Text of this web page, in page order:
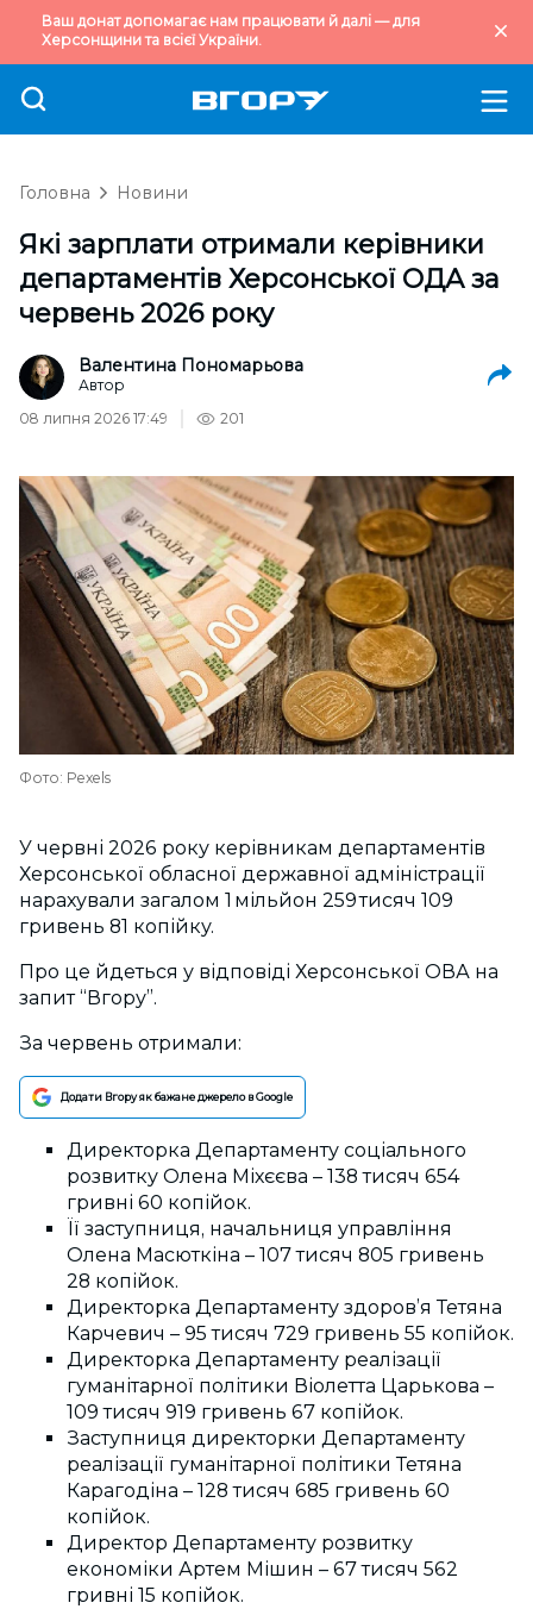
Ваш донат допомагає нам працювати й далі — для
Херсонщини та всієї України.
Головна Новини
Які зарплати отримали керівники
департаментів Херсонської ОДА за
червень 2026 року
Валентина Пономарьова
Автор
08 липня 2026 17:49
201
Фото: Pexels
У червні 2026 року керівникам департаментів
Херсонської обласної державної адміністрації
нарахували загалом 1 мільйон 259 тисяч 109
гривень 81 копійку.
Про це йдеться у відповіді Херсонської ОВА на
запит “Вгору”.
За червень отримали:
Додати Вгору як бажане джерело в Google
Директорка Департаменту соціального
розвитку Олена Міхєєва – 138 тисяч 654
гривні 60 копійок.
Її заступниця, начальниця управління
Олена Масюткіна – 107 тисяч 805 гривень
28 копійок.
Директорка Департаменту здоров’я Тетяна
Карчевич – 95 тисяч 729 гривень 55 копійок.
Директорка Департаменту реалізації
гуманітарної політики Віолетта Царькова –
109 тисяч 919 гривень 67 копійок.
Заступниця директорки Департаменту
реалізації гуманітарної політики Тетяна
Карагодіна – 128 тисяч 685 гривень 60
копійок.
Директор Департаменту розвитку
економіки Артем Мішин – 67 тисяч 562
гривні 15 копійок.